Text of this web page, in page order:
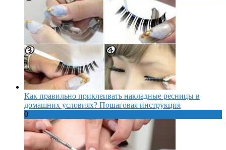
Как правильно приклеивать накладные ресницы в
домашних условиях? Пошаговая инструкция
0